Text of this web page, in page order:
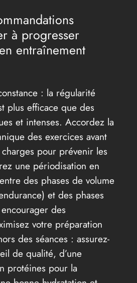
à progresser
entraînement
: la régularité
plus efficace que des
et intenses. Accordez la
des exercices avant
charges pour prévenir les
une périodisation en
des phases de volume
et des phases
des
votre préparation
des séances : assurez-
de qualité, d’une
protéines pour la